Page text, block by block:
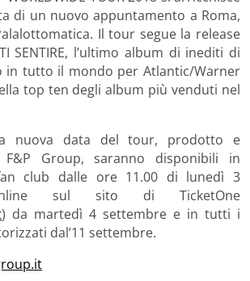
di un nuovo appuntamento a Roma,
. Il tour segue la release
SENTIRE, l’ultimo album di inediti di
in tutto il mondo per Atlantic/Warner
top ten degli album più venduti nel
nuova data del tour, prodotto e
F&P Group, saranno disponibili in
club dalle ore 11.00 di lunedì 3
sul sito di TicketOne
) da martedì 4 settembre e in tutti i
dal’11 settembre.